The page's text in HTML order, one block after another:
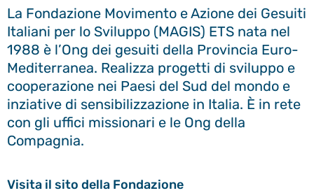
La Fondazione Movimento e Azione dei Gesuiti
Italiani per lo Sviluppo (MAGIS) ETS nata nel
1988 è l’Ong dei gesuiti della Provincia Euro-
Mediterranea. Realizza progetti di sviluppo e
cooperazione nei Paesi del Sud del mondo e
inziative di sensibilizzazione in Italia. È in rete
con gli uffici missionari e le Ong della
Compagnia.
Visita il sito della Fondazione